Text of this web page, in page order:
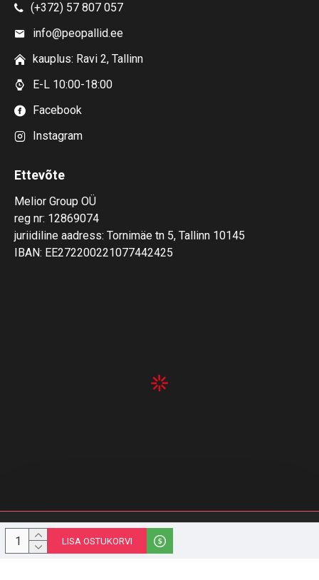
LISA OSTUKORVI
(+372) 57 807 057
info@peopallid.ee
kauplus: Ravi 2, Tallinn
E-L 10:00-18:00
Facebook
Instagram
Ettevõte
Melior Group OÜ
reg nr: 12869074
juriidiline aadress: Tornimäe tn 5, Tallinn 10145
IBAN: EE272200221077442425
© 1996-2023 Melior Group OÜ | stiilipidu.ee | Kõik õigused kaitstud